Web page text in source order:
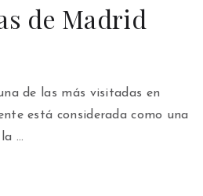
de Madrid
de las más visitadas en
está considerada como una
…